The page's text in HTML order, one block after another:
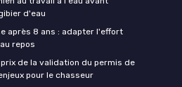
d'eau
après 8 ans : adapter l'effort
repos
de la validation du permis de
pour le chasseur